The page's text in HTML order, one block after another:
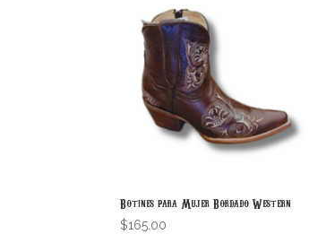
Botines para Mujer Bordado Western
$165.00